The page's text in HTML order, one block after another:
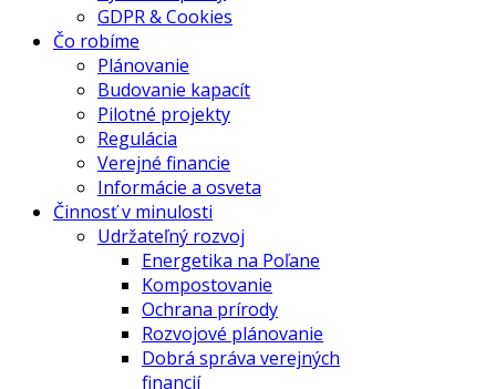
GDPR & Cookies
Čo robíme
Plánovanie
Budovanie kapacít
Pilotné projekty
Regulácia
Verejné financie
Informácie a osveta
Činnosť v minulosti
Udržateľný rozvoj
Energetika na Poľane
Kompostovanie
Ochrana prírody
Rozvojové plánovanie
Dobrá správa verejných
financií